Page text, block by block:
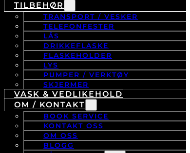
TILBEHØR
TRANSPORT / VESKER
TELEFONFESTER
LÅS
DRIKKEFLASKE
FLASKEHOLDER
LYS
PUMPER / VERKTØY
SKJERMER
VASK & VEDLIKEHOLD
OM / KONTAKT
BOOK SERVICE
KONTAKT OSS
OM OSS
BLOGG